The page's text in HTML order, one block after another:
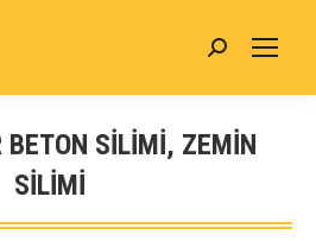
Search:
BETON SİLİMİ, ZEMİN
SİLİMİ
You are here: